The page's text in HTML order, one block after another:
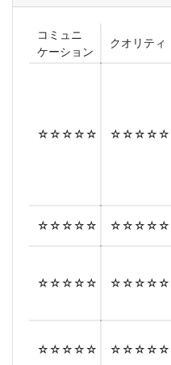
コミュニ
ケーション
クオリティ
☆☆☆☆☆ ☆☆☆☆☆
☆☆☆☆☆ ☆☆☆☆☆
☆☆☆☆☆ ☆☆☆☆☆
☆☆☆☆☆ ☆☆☆☆☆